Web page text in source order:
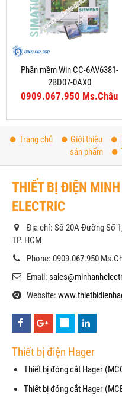
Phần mềm Win CC-6AV6381-
2BD07-0AX0
0909.067.950 Ms.Châu
Trang chủ Giới thiệu
sản phẩm
THIẾT BỊ ĐIỆN
ELECTRIC
Địa chỉ: Số 20A Đường Số
TP. HCM
Phone: 0909.067.950
Email:
Website:
Thiết bị điện Hager
Thiết bị đóng cắt Hager
Thiết bị đóng cắt Hager